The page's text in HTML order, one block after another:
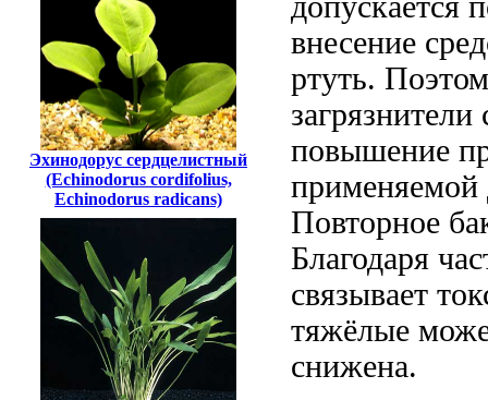
Эхинодорус сердцелистный
(Echinodorus cordifolius,
Echinodorus radicans)
внесение
ртуть.
загрязнители
повышение
применяемой
Повторное
Благодаря
связывает
тяжёлые
снижена.